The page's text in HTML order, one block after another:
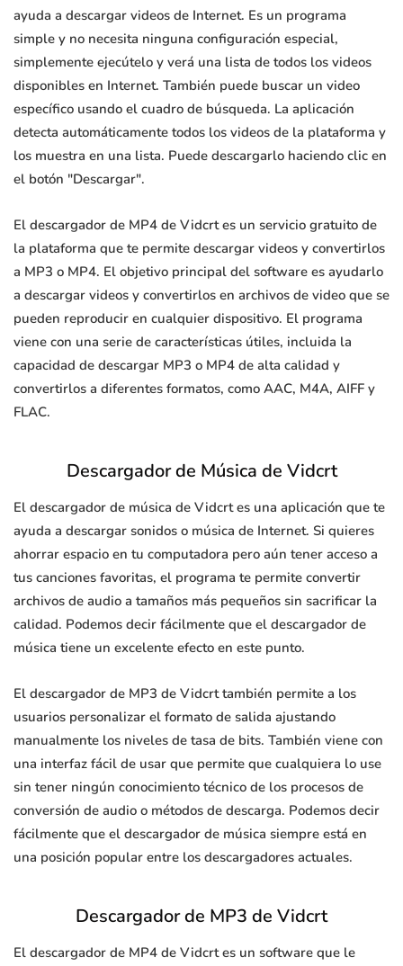
ayuda a descargar videos de Internet. Es un programa
simple y no necesita ninguna configuración especial,
simplemente ejecútelo y verá una lista de todos los videos
disponibles en Internet. También puede buscar un video
específico usando el cuadro de búsqueda. La aplicación
detecta automáticamente todos los videos de la plataforma y
los muestra en una lista. Puede descargarlo haciendo clic en
el botón "Descargar".
El descargador de MP4 de Vidcrt es un servicio gratuito de
la plataforma que te permite descargar videos y convertirlos
a MP3 o MP4. El objetivo principal del software es ayudarlo
a descargar videos y convertirlos en archivos de video que se
pueden reproducir en cualquier dispositivo. El programa
viene con una serie de características útiles, incluida la
capacidad de descargar MP3 o MP4 de alta calidad y
convertirlos a diferentes formatos, como AAC, M4A, AIFF y
FLAC.
Descargador de Música de Vidcrt
El descargador de música de Vidcrt es una aplicación que te
ayuda a descargar sonidos o música de Internet. Si quieres
ahorrar espacio en tu computadora pero aún tener acceso a
tus canciones favoritas, el programa te permite convertir
archivos de audio a tamaños más pequeños sin sacrificar la
calidad. Podemos decir fácilmente que el descargador de
música tiene un excelente efecto en este punto.
El descargador de MP3 de Vidcrt también permite a los
usuarios personalizar el formato de salida ajustando
manualmente los niveles de tasa de bits. También viene con
una interfaz fácil de usar que permite que cualquiera lo use
sin tener ningún conocimiento técnico de los procesos de
conversión de audio o métodos de descarga. Podemos decir
fácilmente que el descargador de música siempre está en
una posición popular entre los descargadores actuales.
Descargador de MP3 de Vidcrt
El descargador de MP4 de Vidcrt es un software que le